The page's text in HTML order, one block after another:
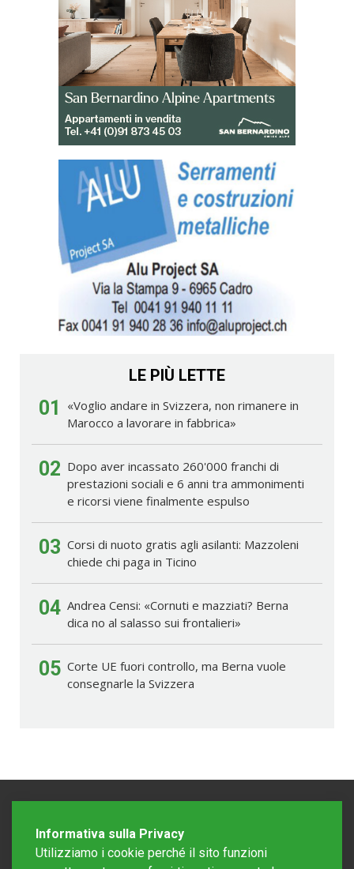
LE PIÙ LETTE
01
«Voglio andare in Svizzera, non rimanere in
Marocco a lavorare in fabbrica»
02 Dopo aver incassato 260'000 franchi di
prestazioni sociali e 6 anni tra ammonimenti
e ricorsi viene finalmente espulso
03 Corsi di nuoto gratis agli asilanti: Mazzoleni
chiede chi paga in Ticino
04 Andrea Censi: «Cornuti e mazziati? Berna
dica no al salasso sui frontalieri»
05 Corte UE fuori controllo, ma Berna vuole
consegnarle la Svizzera
Informativa sulla Privacy
Utilizziamo i cookie perché il sito funzioni